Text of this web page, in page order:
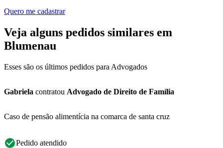
Quero me cadastrar
Veja alguns pedidos similares em
Blumenau
Esses são os últimos pedidos para Advogados
Gabriela contratou Advogado de Direito de Família
Caso de pensão alimentícia na comarca de santa cruz
Pedido atendido